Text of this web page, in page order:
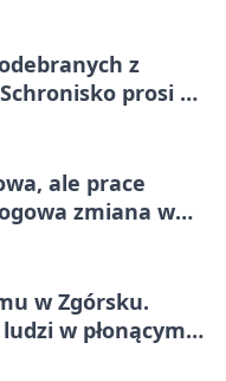
z
prosi o
ale prace
zmiana w
w Zgórsku.
w płonącym